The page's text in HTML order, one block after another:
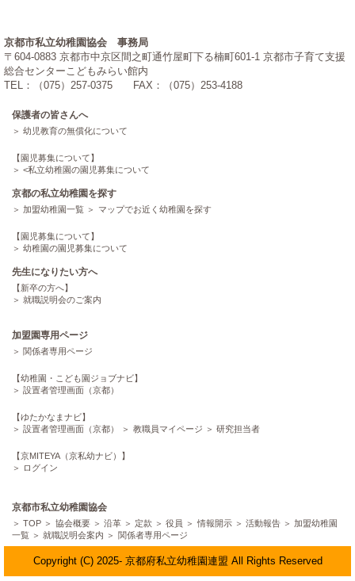
京都市私立幼稚園協会 事務局
〒604-0883 京都市中京区間之町通竹屋町下る楠町601-1 京都市子育て支援
総合センターこどもみらい館内
TEL：（075）257-0375 FAX：（075）253-4188
保護者の皆さんへ
幼児教育の無償化について
【園児募集について】
<私立幼稚園の園児募集について
京都の私立幼稚園を探す
加盟幼稚園一覧 マップでお近く幼稚園を探す
【園児募集について】
幼稚園の園児募集について
先生になりたい方へ
【新卒の方へ】
就職説明会のご案内
加盟園専用ページ
関係者専用ページ
【幼稚園・こども園ジョブナビ】
設置者管理画面（京都）
【ゆたかなまナビ】
設置者管理画面（京都）
教職員マイページ 研究担当者
【京MITEYA（京私幼ナビ）】
ログイン
京都市私立幼稚園協会
TOP 協会概要 沿革 定款 役員 情報開示 活動報告
加盟幼稚園
一覧
就職説明会案内 関係者専用ページ
Copyright (C) 2025- 京都府私立幼稚園連盟 All Rights Reserved